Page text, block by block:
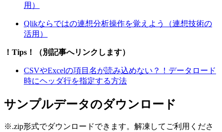
用）
Qlikならではの連想分析操作を覚えよう（連想技術の
活用）
！Tips！（別記事へリンクします）
CSVやExcelの項目名が読み込めない？！データロード
時にヘッダ行を指定する方法
サンプルデータのダウンロード
※.zip形式でダウンロードできます。解凍してご利用くださ